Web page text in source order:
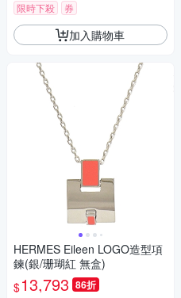
限時下殺
券
加入購物車
HERMES Eileen LOGO造型項
鍊(銀/珊瑚紅 無盒)
$13,793 86折